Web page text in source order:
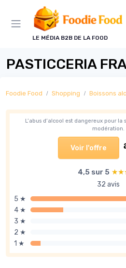
LE MÉDIA B2B DE LA FOOD
PASTICCERIA
Foodie Food Shopping Boissons
L’abus d’alcool est dangereux pour
modération.
Voir l'offre
4,5 sur 5
32 avis
5 ★
4 ★
3 ★
2 ★
1 ★
Panneau de gestion des cookies